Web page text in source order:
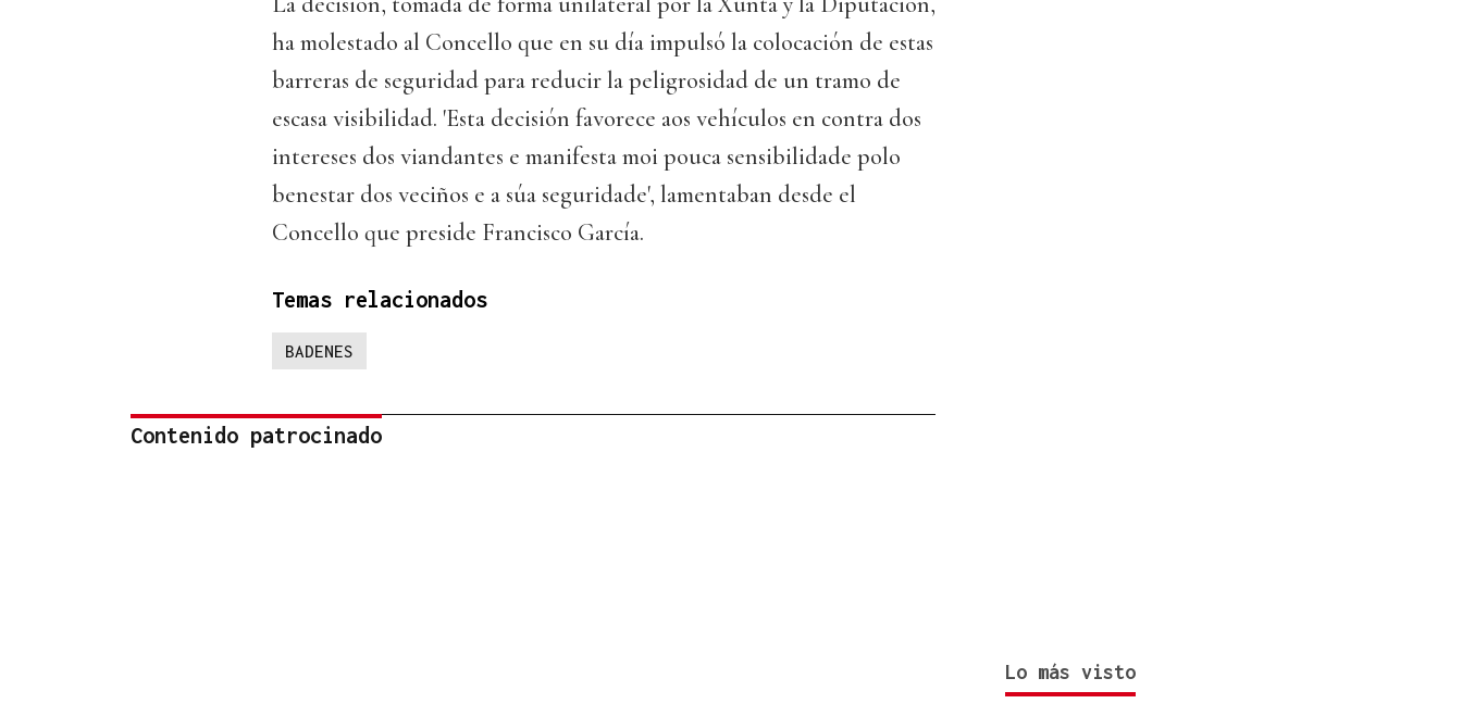
ha molestado al Concello que en su día impulsó la colocación de estas
barreras de seguridad para reducir la peligrosidad de un tramo de
escasa visibilidad. 'Esta decisión favorece aos vehículos en contra dos
intereses dos viandantes e manifesta moi pouca sensibilidade polo
benestar dos veciños e a súa seguridade', lamentaban desde el
Concello que preside Francisco García.
Temas relacionados
BADENES
Contenido patrocinado
Lo más visto